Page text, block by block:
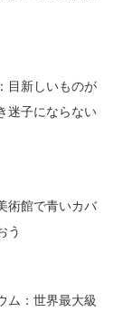
目新しいものが
迷子にならない
術館で青いカバ
う
ム：世界最大級